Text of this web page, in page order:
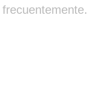
frecuentemente.